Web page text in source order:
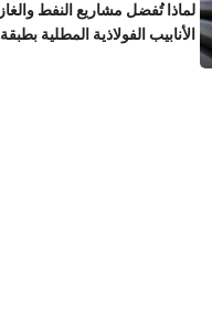
لماذا تُفضل مشاريع النفط والغاز
الأنابيب الفولاذية المطلية بطبقة